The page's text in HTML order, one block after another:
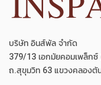
บริษัท อินส์พัล จำกัด
379/13 เอกมัยคอมเพล็กซ์
ถ.สุขุมวิท 63 แขวงคลองตั